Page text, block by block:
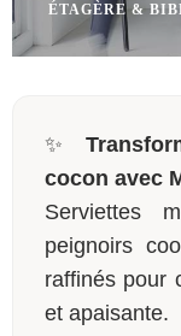
ÉTAGÈRE &
✨
cocon avec
Serviettes
peignoirs
raffinés pour
et apaisante.